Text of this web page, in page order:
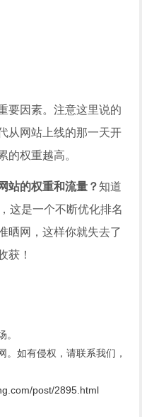
要因素。注意这里说的
从网站上线的那一天开
的权重越高。
站的权重和流量？知道
这是一个不断优化排名
晒网，这样你就失去了
获！
。
。如有侵权，请联系我们，
post/2895.html